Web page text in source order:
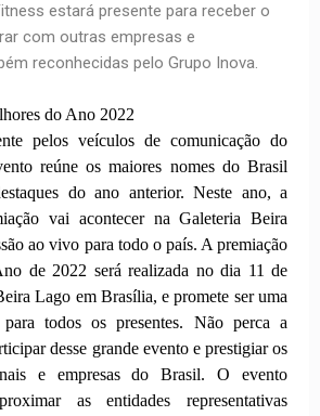
estará presente para receber o
com outras empresas e
reconhecidas pelo Grupo Inova.
do Ano 2022
pelos veículos de comunicação do
reúne os maiores nomes do Brasil
do ano anterior. Neste ano, a
vai acontecer na Galeteria Beira
ao vivo para todo o país. A premiação
de 2022 será realizada no dia 11 de
Lago em Brasília, e promete ser uma
todos os presentes. Não perca a
desse grande evento e prestigiar os
e empresas do Brasil. O evento
as entidades representativas